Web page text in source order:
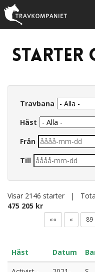
Starter
Travbana
Häst
Från
Till
Visar 2146 starter |
475 205 kr
«« « 89
Häst Datum